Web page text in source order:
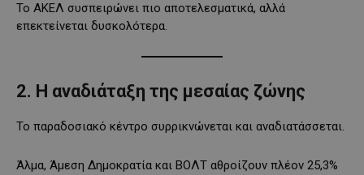
Το ΑΚΕΛ συσπειρώνει πιο αποτελεσματικά, αλλά
επεκτείνεται δυσκολότερα.
2. Η αναδιάταξη της μεσαίας ζώνης
Το παραδοσιακό κέντρο συρρικνώνεται και αναδιατάσσεται.
Άλμα, Άμεση Δημοκρατία και ΒΟΛΤ αθροίζουν πλέον 25,3%